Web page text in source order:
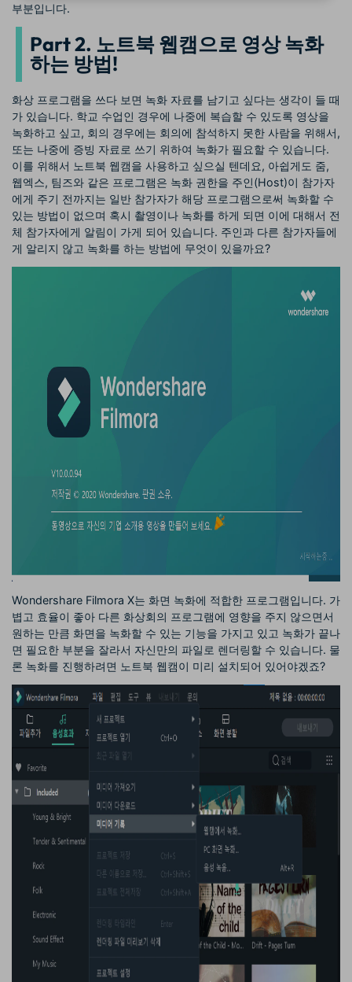
부분입니다.
Part 2. 노트북 웹캠으로 영상 녹화
하는 방법!
화상 프로그램을 쓰다 보면 녹화 자료를 남기고 싶다는 생각이 들 때
가 있습니다. 학교 수업인 경우에 나중에 복습할 수 있도록 영상을
녹화하고 싶고, 회의 경우에는 회의에 참석하지 못한 사람을 위해서,
또는 나중에 증빙 자료로 쓰기 위하여 녹화가 필요할 수 있습니다.
이를 위해서 노트북 웹캠을 사용하고 싶으실 텐데요, 아쉽게도 줌,
웹엑스, 팀즈와 같은 프로그램은 녹화 권한을 주인(Host)이 참가자
에게 주기 전까지는 일반 참가자가 해당 프로그램으로써 녹화할 수
있는 방법이 없으며 혹시 촬영이나 녹화를 하게 되면 이에 대해서 전
체 참가자에게 알림이 가게 되어 있습니다. 주인과 다른 참가자들에
게 알리지 않고 녹화를 하는 방법에 무엇이 있을까요?
Wondershare Filmora X는 화면 녹화에 적합한 프로그램입니다. 가
볍고 효율이 좋아 다른 화상회의 프로그램에 영향을 주지 않으면서
원하는 만큼 화면을 녹화할 수 있는 기능을 가지고 있고 녹화가 끝나
면 필요한 부분을 잘라서 자신만의 파일로 렌더링할 수 있습니다. 물
론 녹화를 진행하려면 노트북 웹캠이 미리 설치되어 있어야겠죠?